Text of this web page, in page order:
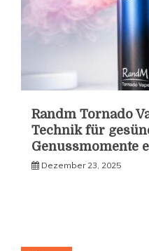
Randm Tornado
Technik für
Genussmomente
Dezember 23, 2025